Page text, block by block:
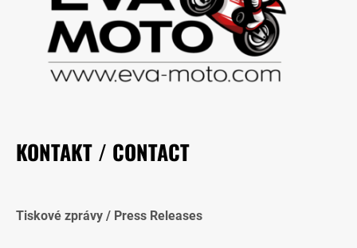
KONTAKT / CONTACT
Tiskové zprávy / Press Releases